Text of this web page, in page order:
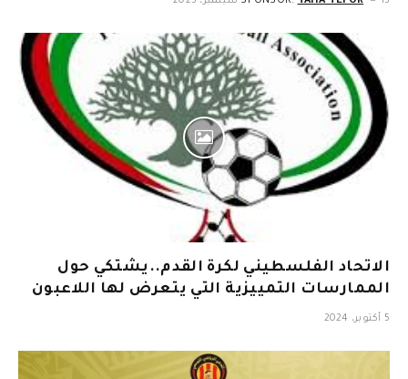
الاتحاد الفلسطيني لكرة القدم..يشتكي حول
الممارسات التمييزية التي يتعرض لها اللاعبون
5 أكتوبر، 2024